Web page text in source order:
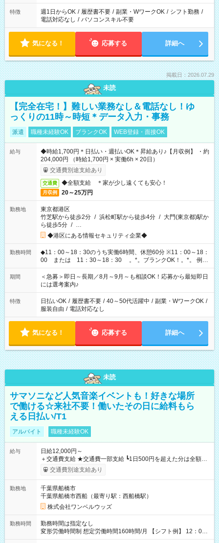
特徴 週1日からOK / 履歴書不要 / 副業・WワークOK / シフト勤務 /
電話対応なし / パソコンスキル不要
気になる！ 応募する 詳細へ
掲載日：2026.07.29
未読
【完全在宅！】難しい業務なし＆電話なし！ゆ
っくりの11時～時短＊データ入力・事務
派遣 職種未経験OK ブランクOK WEB登録・面接OK
給与
◆時給1,700円＊日払い・週払いOK＊昇給あり♪【月収例】 ・約
204,000円 （時給1,700円 × 実働6h × 20日）
交通費別途支給あり
交通費 ◆全額支給 ＊家が少し遠くても安心！
月収例 20～25万円
勤務地
東京都港区
竹芝駅から徒歩2分 / 浜松町駅から徒歩4分 / 大門(東京都)駅か
ら徒歩5分 / …
◆港区にある情報セキュリティ企業◆
勤務時間
◆11：00～18：30のうち実働6時間、休憩60分 ※11：00～18：
00 または 11：30～18：30 。*。ブランクOK！。*。 例え
ば前職が、 在宅/財団法人/事務/コールセンター/受付/販売/カフェ
スタッフ スイーツ販売/ホテルフロント/化粧品販売/など 様々な
業界から入社して活躍されています♪
期間
＜急募＞即日～長期／8月～9月～も相談OK！応募から最短即日
には選考案内♪
特徴 日払いOK / 履歴書不要 / 40～50代活躍中 / 副業・WワークOK /
服装自由 / 電話対応なし
気になる！ 応募する 詳細へ
未読
サマソニなど人気音楽イベントも！好きな場所
で働ける☆来社不要！働いたその日に給料もら
える日払い/T1
アルバイト 職種未経験OK
給与
日給12,000円～
＋交通費支給 ★交通費一部支給 ┗1日500円を超えた分は全額支
給！ ※往復500円以内の方は自己負担となります ★日払いOK！
（規定あり） ┗働いたその日に現金GET♪ お仕事後はコンビニ
なし
交通費別途支給あり
勤務地
千葉県船橋市
千葉県船橋市西船（最寄り駅：西船橋駅）
株式会社ワンベルウッズ
勤務時間
勤務時間は指定なし
変形労働時間制 想定労働時間160時間/月 【シフト例】 12：00
～22：00